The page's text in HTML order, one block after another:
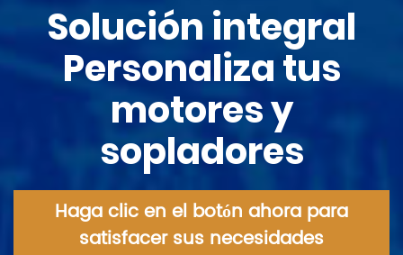
Solución integral
Personaliza tus
motores y
sopladores
Haga clic en el botón ahora para
satisfacer sus necesidades